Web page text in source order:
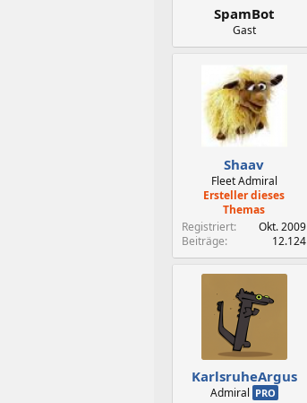
SpamBot
Gast
Shaav
Fleet Admiral
Ersteller dieses
Themas
Registriert
Okt. 2009
Beiträge
12.124
KarlsruheArgus
Admiral PRO